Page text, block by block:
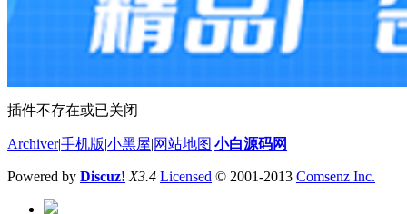
插件不存在或已关闭
Archiver|手机版 小黑屋 网站地图 小白源码网
Powered by Discuz! X3.4 Licensed © 2001-2013 Comsenz Inc.